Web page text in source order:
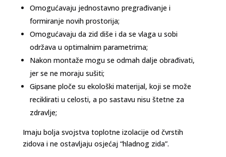
Omogućavaju jednostavno pregrađivanje i
formiranje novih prostorija;
Omogućavaju da zid diše i da se vlaga u sobi
održava u optimalnim parametrima;
Nakon montaže mogu se odmah dalje obrađivati,
jer se ne moraju sušiti;
Gipsane ploče su ekološki materijal, koji se može
reciklirati u celosti, a po sastavu nisu štetne za
zdravlje;
Imaju bolja svojstva toplotne izolacije od čvrstih
zidova i ne ostavljaju osjećaj “hladnog zida”.